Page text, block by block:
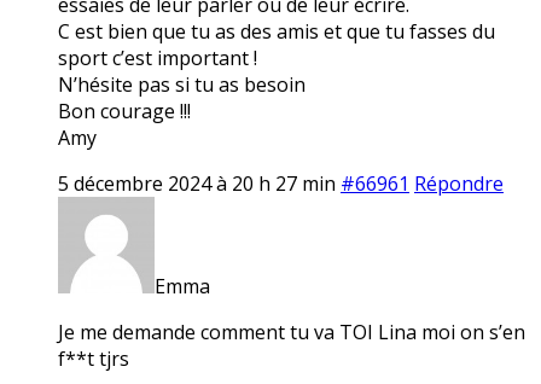
C est bien que tu as des amis et que tu fasses du
sport c’est important !
N’hésite pas si tu as besoin
Bon courage !!!
Amy
5 décembre 2024 à 20 h 27 min #66961 Répondre
Emma
Je me demande comment tu va TOI Lina moi on s’en
f**t tjrs